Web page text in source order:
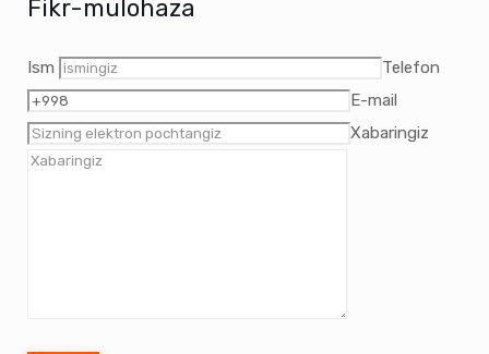
Fikr-mulohaza
Ism
Telefon
E-mail
Xabaringiz